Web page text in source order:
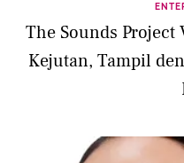
The Sounds
Kejutan, Tampil